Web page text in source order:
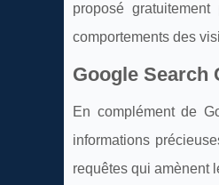
proposé
comportements des
Google Search
En complément de
informations
requêtes qui amènent